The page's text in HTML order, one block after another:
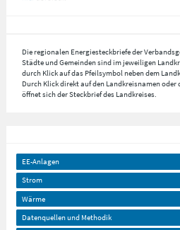
Die regionalen Energiesteckbriefe der
Städte und Gemeinden sind im jeweiligen
durch Klick auf das Pfeilsymbol neben dem
Durch Klick direkt auf den Landkreisnamen
öffnet sich der Steckbrief des Landkreises.
EE-Anlagen
Strom
Wärme
Datenquellen und Methodik